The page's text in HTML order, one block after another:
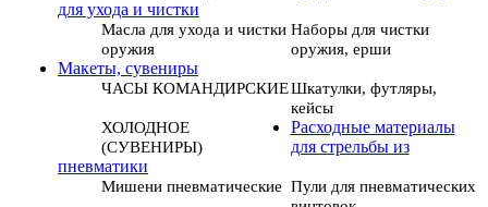
для ухода и чистки
Масла для ухода и чистки
оружия
Наборы для чистки
оружия, ерши
Макеты, сувениры
ЧАСЫ КОМАНДИРСКИЕШкатулки, футляры,
кейсы
ХОЛОДНОЕ
(СУВЕНИРЫ)
Расходные материалы
для стрельбы из
пневматики
Мишени пневматические Пули для пневматических